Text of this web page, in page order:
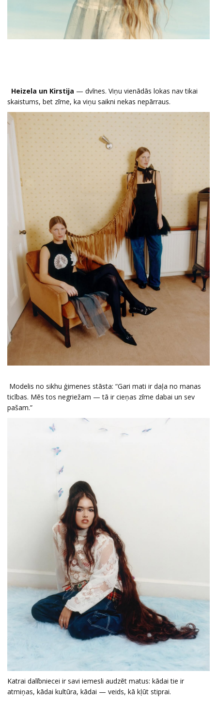
Heizela un Kirstija — dvīnes. Viņu vienādās lokas nav tikai
skaistums, bet zīme, ka viņu saikni nekas nepārraus.
Modelis no sikhu ģimenes stāsta: “Gari mati ir daļa no manas
ticības. Mēs tos negriežam — tā ir cieņas zīme dabai un sev
pašam.”
Katrai dalībniecei ir savi iemesli audzēt matus: kādai tie ir
atmiņas, kādai kultūra, kādai — veids, kā kļūt stiprai.